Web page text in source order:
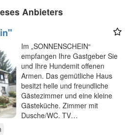
Anbieters
Im „SONNENSCHEIN“
empfangen Ihre Gastgeber Sie
und Ihre Hundemit offenen
Armen. Das gemütliche Haus
besitzt helle und freundliche
Gästezimmer und eine kleine
Gästeküche. Zimmer mit
Dusche/WC, TV…